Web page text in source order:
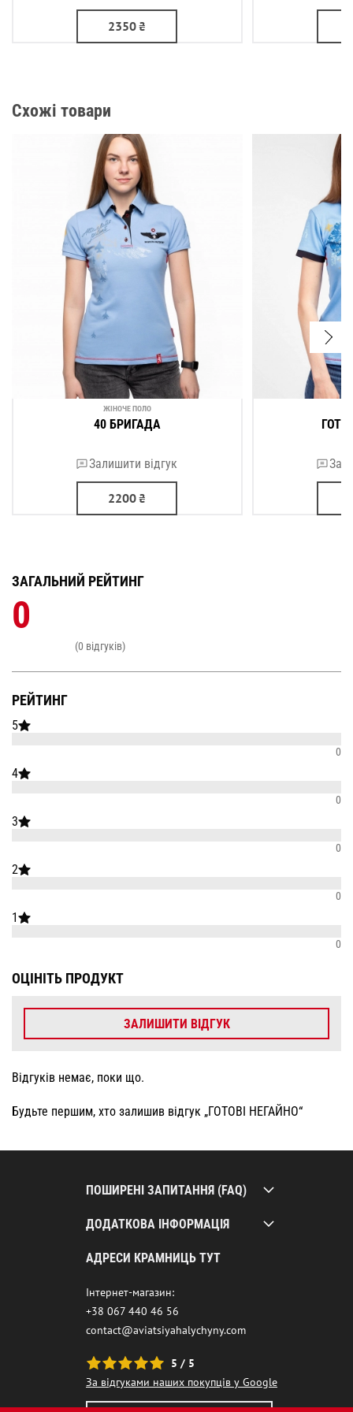
2350₴
Схожі товари
ЖІНОЧЕ ПОЛО
40 БРИГАДА
Залишити відгук
2200₴
РЕЙТИНГ
5
0
4
0
3
0
2
0
1
0
ЗАГАЛЬНИЙ РЕЙТИНГ
0
(0 відгуків)
ОЦІНІТЬ ПРОДУКТ
ЗАЛИШИТИ ВІДГУК
Відгуків немає, поки що.
Будьте першим, хто залишив відгук „ГОТОВІ НЕГАЙНО“
ПОШИРЕНІ ЗАПИТАННЯ (FAQ)
ДОДАТКОВА ІНФОРМАЦІЯ
АДРЕСИ КРАМНИЦЬ ТУТ
Інтернет-магазин:
+38 067 440 46 56
contact@aviatsiyahalychyny.com
5 / 5
За відгуками наших покупців у Google